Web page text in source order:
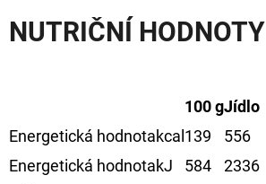
NUTRIČNÍ HODNOTY
100 gJídlo
Energetická hodnotakcal 139
556
Energetická hodnotakJ 584
2336